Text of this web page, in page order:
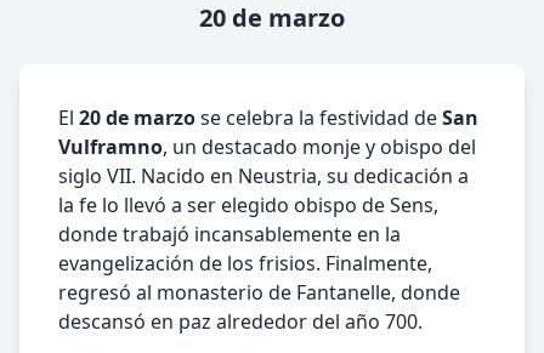
20 de marzo
El 20 de marzose celebra la festividad deSan
Vulframno, un destacado monje y obispo del
siglo VII. Nacido en Neustria, su dedicación a
la fe lo llevó a ser elegido obispo de Sens,
donde trabajó incansablemente en la
evangelización de los frisios. Finalmente,
regresó al monasterio de Fantanelle, donde
descansó en paz alrededor del año 700.